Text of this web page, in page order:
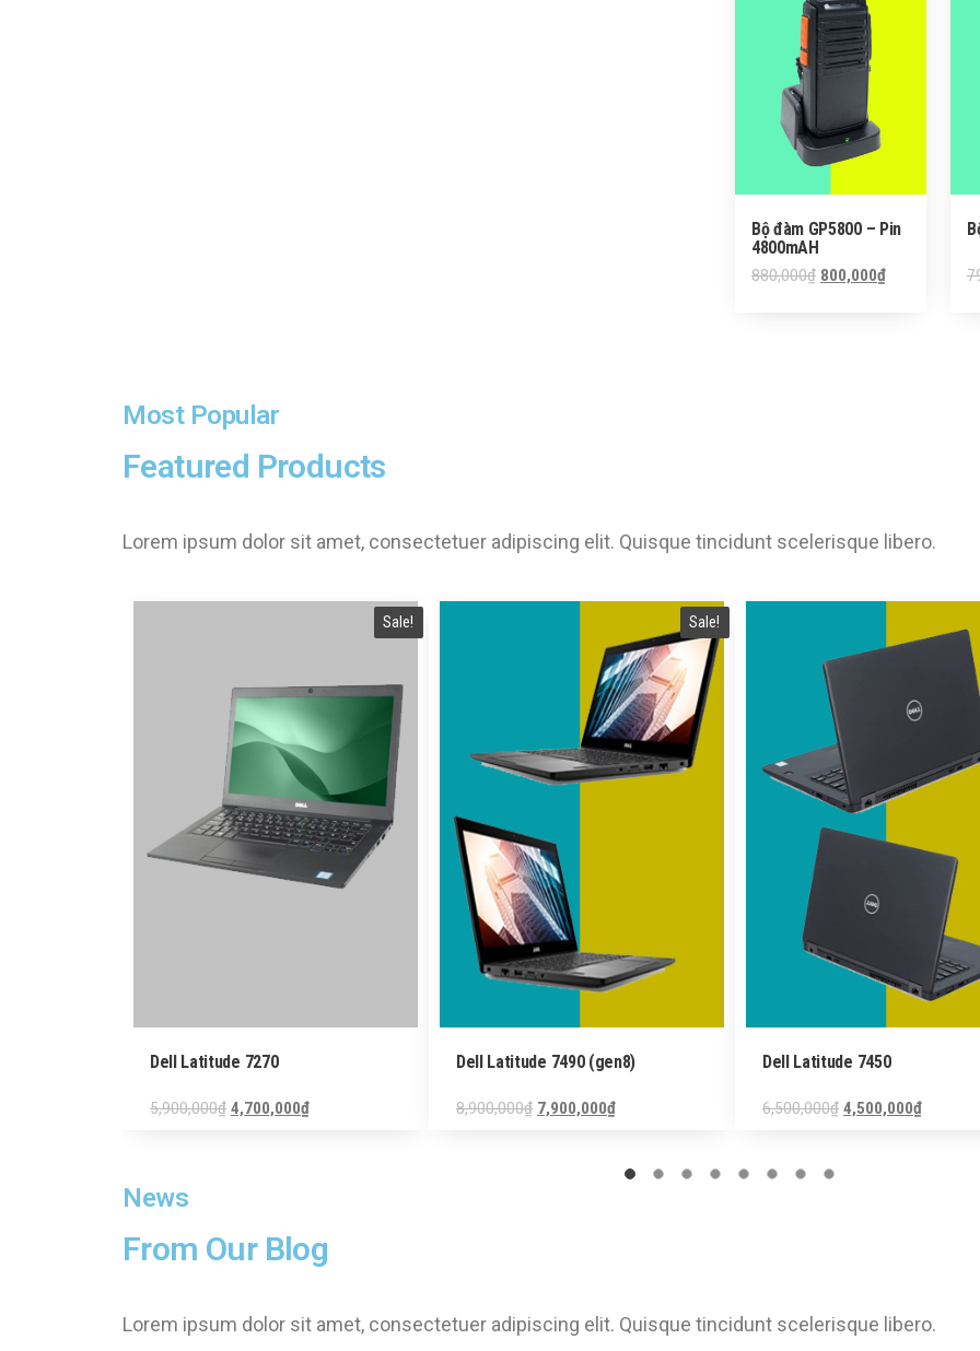
Bộ đàm GP5800 – Pin
4800mAH
880,000₫ 800,000₫
Most Popular
Featured Products
Lorem ipsum dolor sit amet, consectetuer adipiscing elit. Quisque tincidunt scelerisque libero.
Sale!
Dell Latitude 7270
5,900,000₫ 4,700,000₫
Sale!
Dell Latitude 7490 (gen8)
8,900,000₫ 7,900,000₫
Dell Latitude 7450
6,500,000₫ 4,500,000₫
News
From Our Blog
Lorem ipsum dolor sit amet, consectetuer adipiscing elit. Quisque tincidunt scelerisque libero.